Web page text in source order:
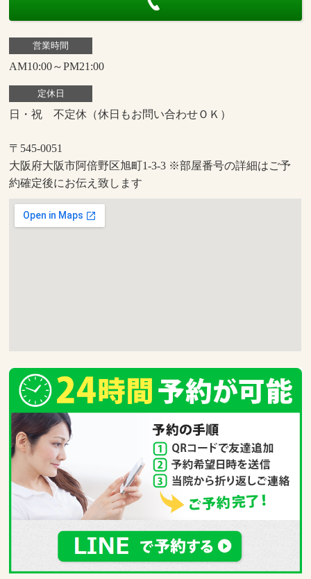
営業時間
AM10:00～PM21:00
定休日
日・祝 不定休（休日もお問い合わせＯＫ）
〒545-0051
大阪府大阪市阿倍野区旭町1-3-3 ※部屋番号の詳細はご予
約確定後にお伝え致します